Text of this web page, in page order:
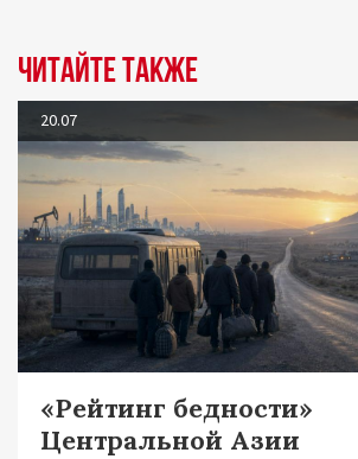
Читайте также
20.07
«Рейтинг бедности»
Центральной Азии